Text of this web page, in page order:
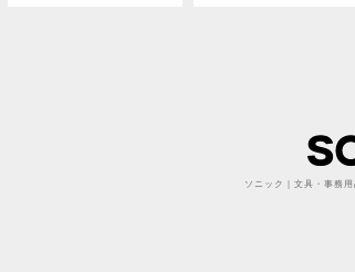
ソニック | 文具・事務